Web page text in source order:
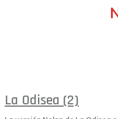
La Odisea (2)